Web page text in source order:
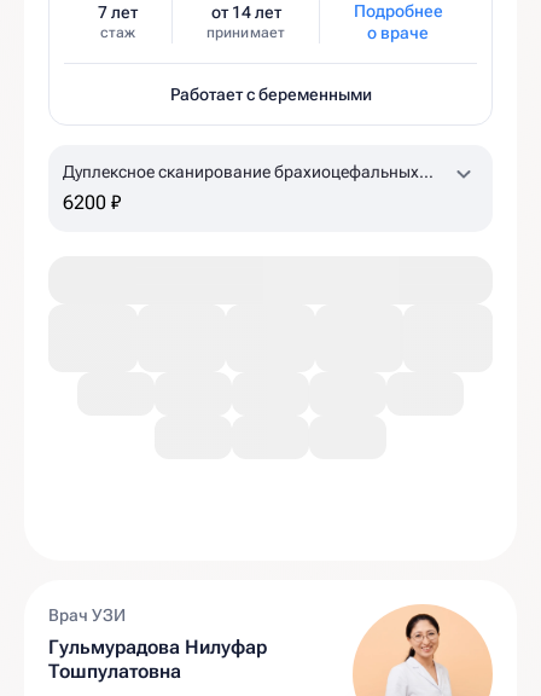
7 лет
стаж
от 14 лет
принимает
Подробнее
о враче
Работает с беременными
Дуплексное сканирование брахиоцефальных
артерий, лучевых артерий с проведением
6200 ₽
Врач УЗИ
Гульмурадова Нилуфар
Тошпулатовна